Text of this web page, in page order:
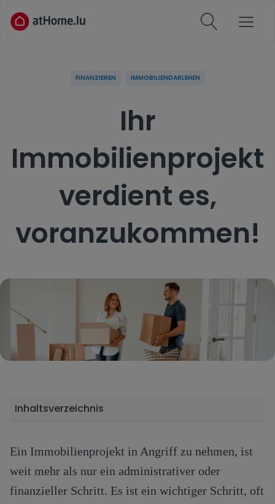
FINANZIEREN IMMOBILIENDARLEHEN
Ihr
Immobilienprojekt
verdient es,
voranzukommen!
Inhaltsverzeichnis
Ein Immobilienprojekt in Angriff zu nehmen, ist
weit mehr als nur ein administrativer oder
finanzieller Schritt. Es ist ein wichtiger Schritt, oft